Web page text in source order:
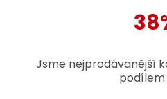
Jsme nejprodávanější
podílem